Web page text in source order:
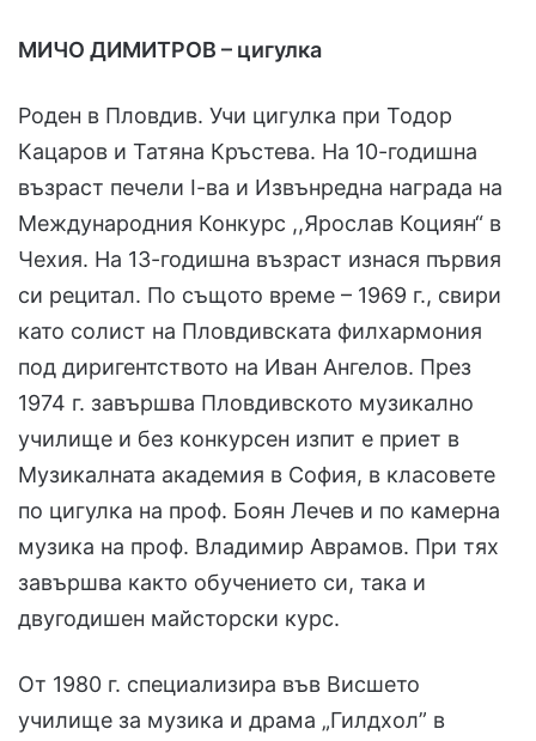
МИЧО ДИМИТРОВ – цигулка
Роден в Пловдив. Учи цигулка при Тодор
Кацаров и Татяна Кръстева. На 10-годишна
възраст печели І-ва и Извънредна награда на
Международния Конкурс ,,Ярослав Коциян“ в
Чехия. На 13-годишна възраст изнася първия
си рецитал. По същото време – 1969 г., свири
като солист на Пловдивската филхармония
под диригентството на Иван Ангелов. През
1974 г. завършва Пловдивското музикално
училище и без конкурсен изпит е приет в
Музикалната академия в София, в класовете
по цигулка на проф. Боян Лечев и по камерна
музика на проф. Владимир Аврамов. При тях
завършва както обучението си, така и
двугодишен майсторски курс.
От 1980 г. специализира във Висшето
училище за музика и драма „Гилдхол” в